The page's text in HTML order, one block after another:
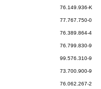
76.149.936-K
77.767.750-0
76.389.864-4
76.799.830-9
99.576.310-9
73.700.900-9
76.062.267-2